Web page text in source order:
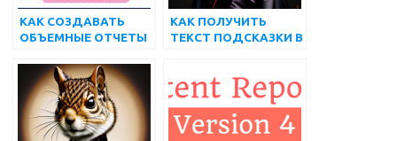
КАК СОЗДАВАТЬ
ОБЪЕМНЫЕ ОТЧЕТЫ
WEBDRIVER
[ОБНОВЛЕНИЕ 2022]
КАК ПОЛУЧИТЬ
ТЕКСТ ПОДСКАЗКИ В
МАТЕРИАЛ ДЛЯ
ТЕСТИРОВАНИЯ
ПРОГРАММНОГО
ОБЕСПЕЧЕНИЯ